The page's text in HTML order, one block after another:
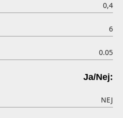
0,4
6
0.05
Ja/Nej:
NEJ